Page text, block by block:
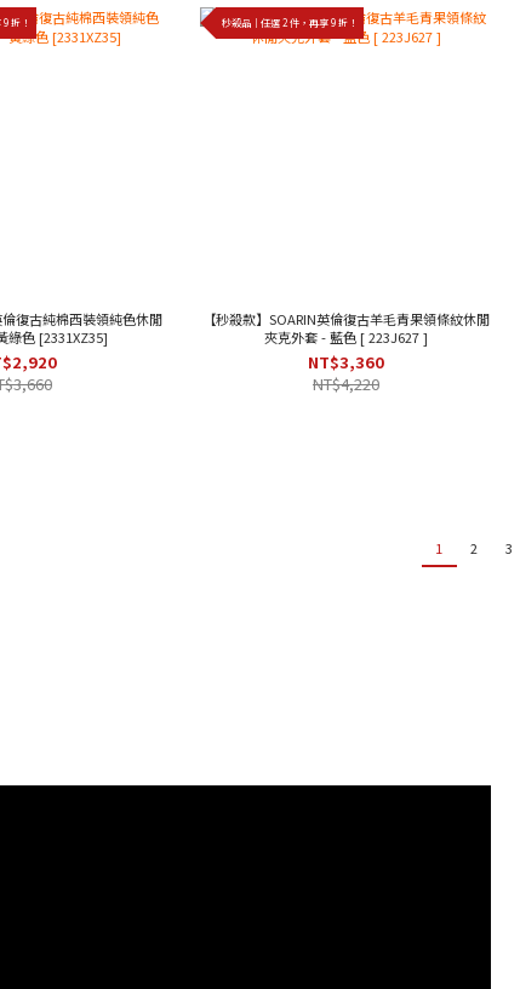
折！
倫復古純棉西裝領純色休閒
綠色 [2331XZ35]
秒殺品｜任選 2 件，再享 9 折！
【秒殺款】SOARIN英倫復古羊毛青果領條紋休閒
夾克外套 - 藍色 [ 223J627 ]
NT$3,360
NT$4,220
1 2 3